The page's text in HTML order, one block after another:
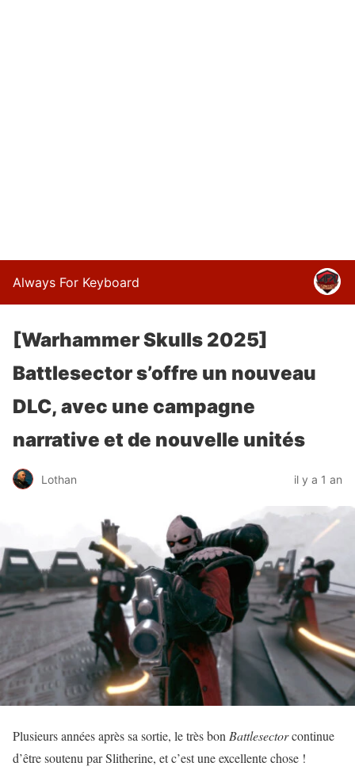
Always For Keyboard
[Warhammer Skulls 2025]
Battlesector s’offre un nouveau
DLC, avec une campagne
narrative et de nouvelle unités
Lothan il y a 1 an
Plusieurs années après sa sortie, le très bon Battlesectorcontinue
d’être soutenu par Slitherine, et c’est une excellente chose !